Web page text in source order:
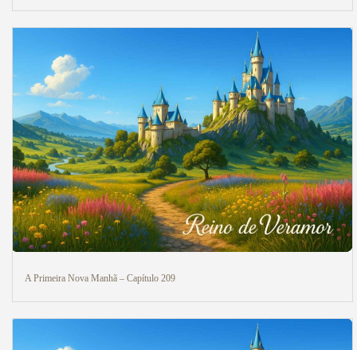
A Primeira Nova Manhã – Capítulo 209